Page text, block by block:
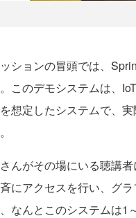
ションの冒頭では、
このデモシステムは、
想定したシステムで、
んがその場にいる聴講
にアクセスを行い、グ
なんとこのシステムは1